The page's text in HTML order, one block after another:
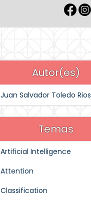
Autor(es)
Juan Salvador Toledo Rios
Temas
Artificial Intelligence
Attention
Classification